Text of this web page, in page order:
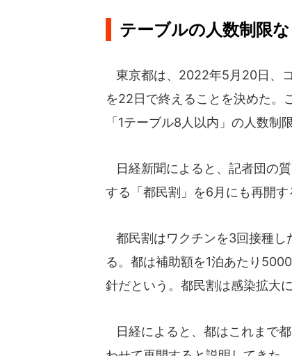
テーブルの人数制限
東京都は、2022年5月20日、
を22日で終えることを決めた。
「1テーブル8人以内」の人数制
日経新聞によると、記者団の
する「都民割」を6月にも再開す
都民割はワクチンを3回接種し
る。都は補助額を1泊あたり
針だという。都民割は感染拡大
日経によると、都はこれまで